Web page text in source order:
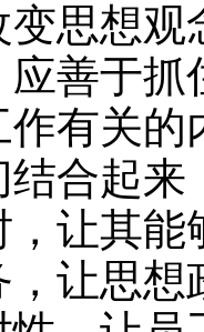
想观
应善于抓
作有关
结合起来
，让其能
，让思